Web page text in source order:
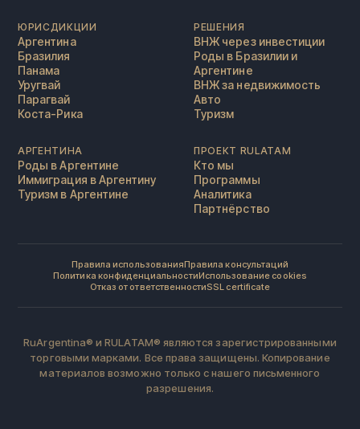
ЮРИСДИКЦИИ
Аргентина
Бразилия
Панама
Уругвай
Парагвай
Коста-Рика
РЕШЕНИЯ
ВНЖ через инвестиции
Роды в Бразилии и
Аргентине
ВНЖ за недвижимость
Авто
Туризм
АРГЕНТИНА
Роды в Аргентине
Иммиграция в Аргентину
Туризм в Аргентине
ПРОЕКТ RULATAM
Кто мы
Программы
Аналитика
Партнёрство
Правила использованияПравила консультаций
Политика конфиденциальностиИспользование cookies
Отказ от ответственностиSSL certificate
RuArgentina® и RULATAM® являются зарегистрированными
торговыми марками. Все права защищены. Копирование
материалов возможно только с нашего письменного
разрешения.